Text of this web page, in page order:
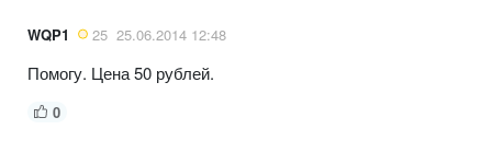
WQP1 25 25.06.2014 12:48
Помогу. Цена 50 рублей.
0